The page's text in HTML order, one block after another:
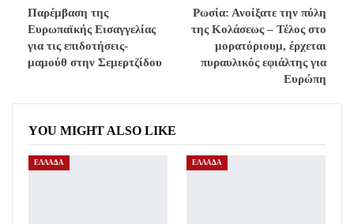
Παρέμβαση της
Ευρωπαϊκής Εισαγγελίας
για τις επιδοτήσεις-
μαμούθ στην Σεμερτζίδου
Ρωσία: Ανοίξατε την πύλη
της Κολάσεως – Τέλος στο
μορατόριουμ, έρχεται
πυραυλικός εφιάλτης για
Ευρώπη
YOU MIGHT ALSO LIKE
ΕΛΛΑΔΑ ΕΛΛΑΔΑ